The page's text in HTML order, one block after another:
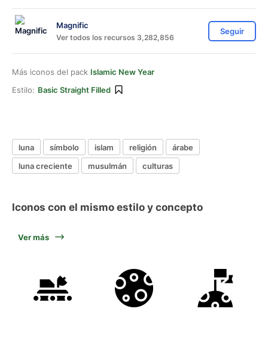
Magnific
Ver todos los recursos 3,282,856
Seguir
Más iconos del pack Islamic New Year
Estilo: Basic Straight Filled
luna símbolo islam religión
árabe
luna creciente
musulmán culturas
Iconos con el mismo estilo y concepto
Ver más